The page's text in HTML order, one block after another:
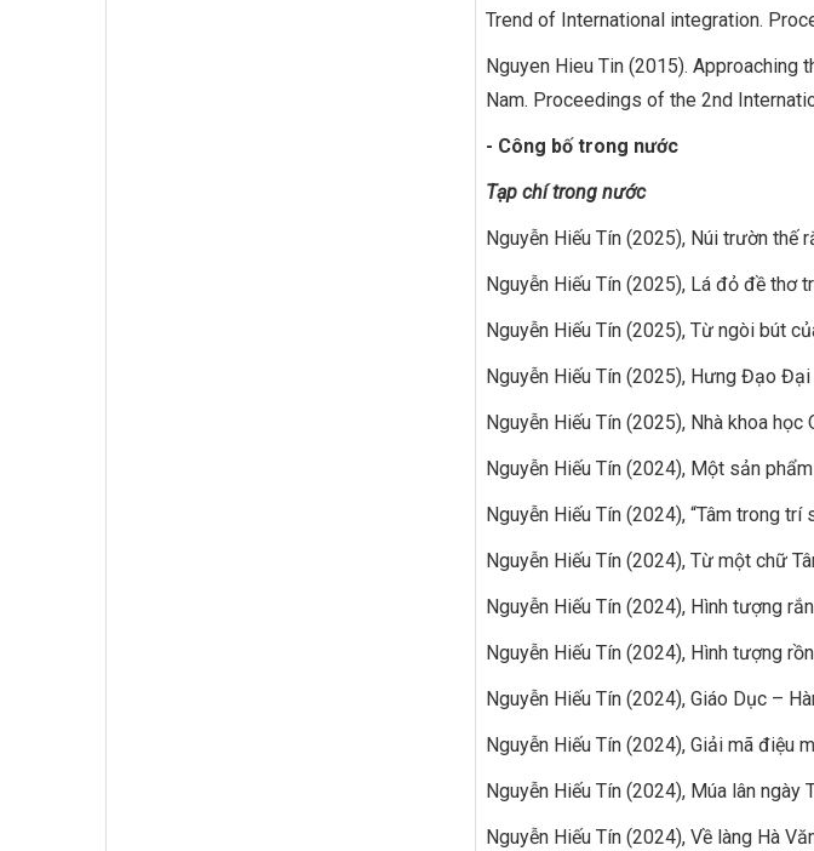
Trend of International integration.
Nguyen Hieu Tin (2015).
Nam. Proceedings of the 2nd
- Công bố trong nước
Tạp chí trong nước
Nguyễn Hiếu Tín (2025), Núi trườn thế
Nguyễn Hiếu Tín (2025), Lá đỏ đề thơ
Nguyễn Hiếu Tín (2025), Từ ngòi bút
Nguyễn Hiếu Tín (2025), Hưng Đạo
Nguyễn Hiếu Tín (2025), Nhà khoa
Nguyễn Hiếu Tín (2024), Một sản
Nguyễn Hiếu Tín (2024), “Tâm trong trí
Nguyễn Hiếu Tín (2024), Từ một chữ
Nguyễn Hiếu Tín (2024), Hình tượng
Nguyễn Hiếu Tín (2024), Hình tượng
Nguyễn Hiếu Tín (2024), Giáo Dục –
Nguyễn Hiếu Tín (2024), Giải mã điệu
Nguyễn Hiếu Tín (2024), Múa lân ngày
Nguyễn Hiếu Tín (2024), Về làng Hà